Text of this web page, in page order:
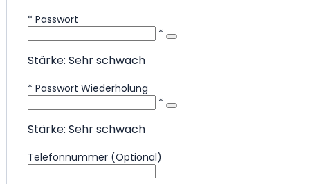
* Passwort
*
Stärke: Sehr schwach
* Passwort Wiederholung
*
Stärke: Sehr schwach
Telefonnummer (Optional)